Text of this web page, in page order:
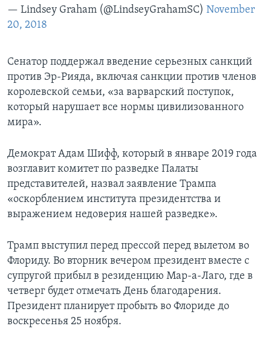
— Lindsey Graham (@LindseyGrahamSC) November
20, 2018
Сенатор поддержал введение серьезных санкций
против Эр-Рияда, включая санкции против членов
королевской семьи, «за варварский поступок,
который нарушает все нормы цивилизованного
мира».
Демократ Адам Шифф, который в январе 2019 года
возглавит комитет по разведке Палаты
представителей, назвал заявление Трампа
«оскорблением института президентства и
выражением недоверия нашей разведке».
Трамп выступил перед прессой перед вылетом во
Флориду. Во вторник вечером президент вместе с
супругой прибыл в резиденцию Мар-а-Лаго, где в
четверг будет отмечать День благодарения.
Президент планирует пробыть во Флориде до
воскресенья 25 ноября.